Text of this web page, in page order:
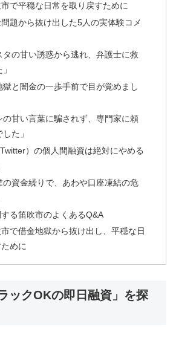
で平穏な日常を取り戻すために
題から抜け出した5人の実体験コメ
の甘い誘惑から逃れ、弁護士に救
と闇金の一歩手前で目が覚めまし
甘い言葉に騙されず、専門家に頼
た」
）の個人間融資は絶対にやめる
資金繰りで、あわや口座凍結の危
る笛吹市のよくあるQ&A
で借金地獄から抜け出し、平穏な日
めに
ックOKの即日融資」を探